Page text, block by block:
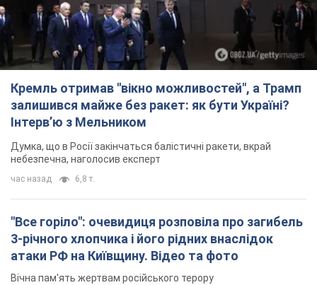
Кремль отримав "вікно можливостей", а Трамп
залишився майже без ракет: як бути Україні?
Інтерв’ю з Мельником
Думка, що в Росії закінчаться балістичні ракети, вкрай
небезпечна, наголосив експерт
час назад 6,8 т.
"Все горіло": очевидиця розповіла про загибель
3-річного хлопчика і його рідних внаслідок
атаки РФ на Київщину. Відео та фото
Вічна пам'ять жертвам російського терору